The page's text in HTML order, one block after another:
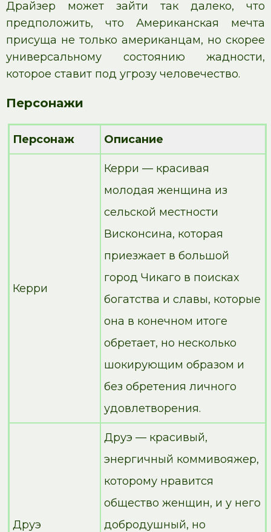
Драйзер может зайти так далеко, что
предположить, что Американская мечта
присуща не только американцам, но скорее
универсальному состоянию жадности,
которое ставит под угрозу человечество.
Персонажи
Персонаж Описание
Керри
Керри — красивая
молодая женщина из
сельской местности
Висконсина, которая
приезжает в большой
город Чикаго в поисках
богатства и славы, которые
она в конечном итоге
обретает, но несколько
шокирующим образом и
без обретения личного
удовлетворения.
Друэ
Друэ — красивый,
энергичный коммивояжер,
которому нравится
общество женщин, и у него
добродушный, но